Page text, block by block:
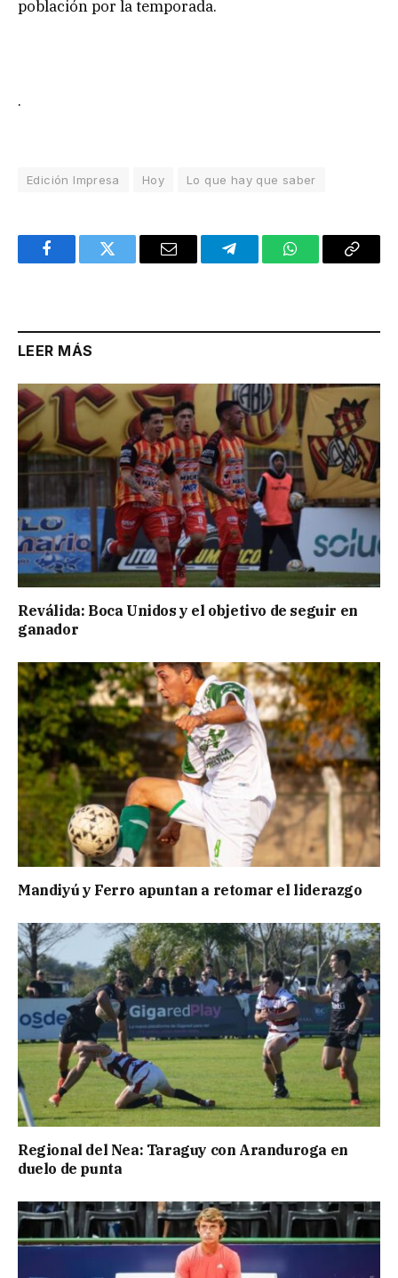
población por la temporada.
.
Edición Impresa Hoy Lo que hay que saber
FacebookTwitter Email TelegramWhatsAppCopy
LEER MÁS
Reválida: Boca Unidos y el objetivo de seguir en
ganador
Mandiyú y Ferro apuntan a retomar el liderazgo
Regional del Nea: Taraguy con Aranduroga en
duelo de punta